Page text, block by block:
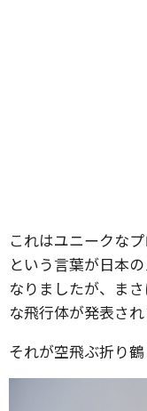
これはユニークな
という言葉が日本
なりましたが、ま
な飛行体が発表され
それが空飛ぶ折り鶴